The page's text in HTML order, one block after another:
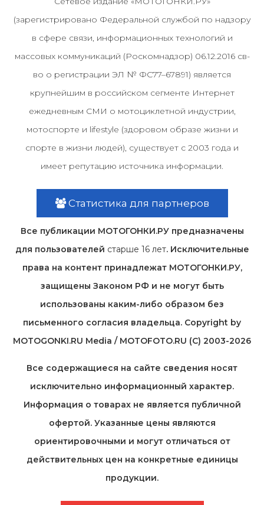
(зарегистрировано Федеральной службой по надзору
в сфере связи, информационных технологий и
массовых коммуникаций (Роскомнадзор) 06.12.2016 св-
во о регистрации ЭЛ № ФС77–67891) является
крупнейшим в российском сегменте Интернет
ежедневным СМИ о мотоциклетной индустрии,
мотоспорте и lifestyle (здоровом образе жизни и
спорте в жизни людей), существует с 2003 года и
имеет репутацию источника информации.
Статистика для партнеров
Все публикации МОТОГОНКИ.РУ предназначены
для пользователей старше 16 лет. Исключительные
права на контент принадлежат МОТОГОНКИ.РУ,
защищены Законом РФ и не могут быть
использованы каким-либо образом без
письменного согласия владельца. Copyright by
MOTOGONKI.RU Media / MOTOFOTO.RU (C) 2003-2026
Все содержащиеся на cайте сведения носят
исключительно информационный характер.
Информация о товарах не является публичной
офертой. Указанные цены являются
ориентировочными и могут отличаться от
действительных цен на конкретные единицы
продукции.